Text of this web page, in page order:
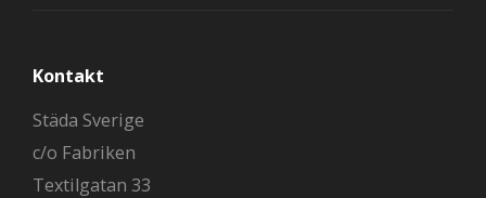
Kontakt
Städa Sverige
c/o Fabriken
Textilgatan 33